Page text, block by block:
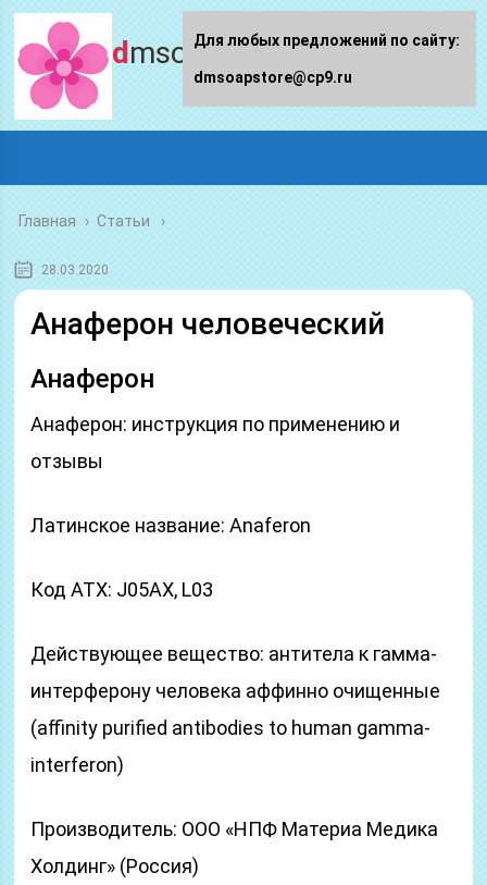
dmsoapstore.ru
Главная › Статьи
28.03.2020
Анаферон человеческий
Анаферон
Анаферон: инструкция по применению и
отзывы
Латинское название: Anaferon
Код ATX: J05AX, L03
Действующее вещество: антитела к гамма-
интерферону человека аффинно очищенные
(affinity purified antibodies to human gamma-
interferon)
Производитель: ООО «НПФ Материа Медика
Холдинг» (Россия)
Для любых предложений по сайту:
dmsoapstore@cp9.ru